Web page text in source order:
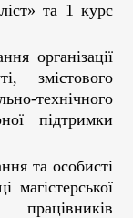
та 1 курс
організації
змістового
технічного
підтримки
та особисті
магістерської